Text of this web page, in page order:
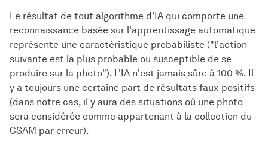
Le résultat de tout algorithme d'IA qui comporte une
reconnaissance basée sur l'apprentissage automatique
représente une caractéristique probabiliste ("l'action
suivante est la plus probable ou susceptible de se
produire sur la photo"). L'IA n'est jamais sûre à 100 %. Il
y a toujours une certaine part de résultats faux-positifs
(dans notre cas, il y aura des situations où une photo
sera considérée comme appartenant à la collection du
CSAM par erreur).